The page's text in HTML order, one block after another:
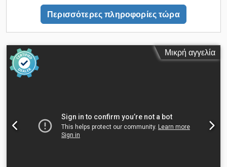
Περισσότερες πληροφορίες τώρα
Μικρή αγγελία